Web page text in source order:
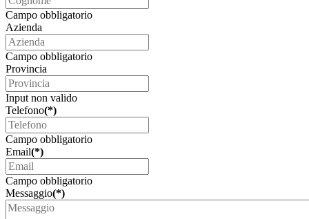
Campo obbligatorio
Azienda
Campo obbligatorio
Provincia
Input non valido
Telefono(*)
Campo obbligatorio
Email(*)
Campo obbligatorio
Messaggio(*)